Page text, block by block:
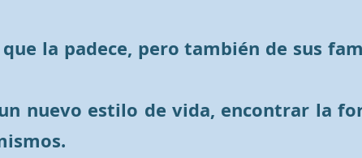
la padece, pero también de sus
nuevo estilo de vida, encontrar la